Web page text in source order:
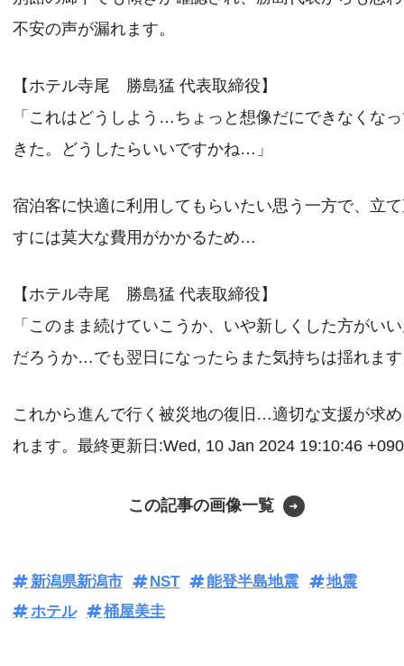
不安の声が漏れます。
【ホテル寺尾 勝島猛 代表取締役】
「これはどうしよう…ちょっと想像だにできなくな
きた。どうしたらいいですかね…」
宿泊客に快適に利用してもらいたい思う一方で、立
すには莫大な費用がかかるため…
【ホテル寺尾 勝島猛 代表取締役】
「このまま続けていこうか、いや新しくした方がい
だろうか…でも翌日になったらまた気持ちは揺れま
これから進んで行く被災地の復旧…適切な支援が求
れます。最終更新日:Wed, 10 Jan 2024 19:10:46
この記事の画像一覧
新潟県新潟市 NST 能登半島地震
地震
ホテル
桶屋美圭